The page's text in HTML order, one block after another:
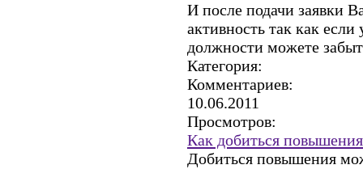
И после подачи заявки
активность так как
должности можете
Категория:
Комментариев:
10.06.2011
Просмотров:
Как добиться
Добиться повышения